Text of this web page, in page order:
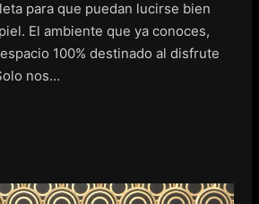
para que puedan lucirse bien
El ambiente que ya conoces,
100% destinado al disfrute
nos…